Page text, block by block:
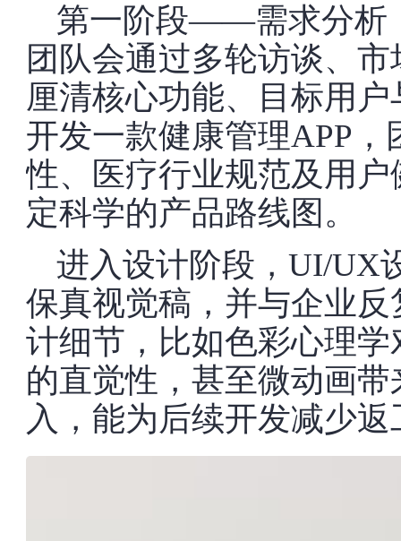
第一阶段——需求分析
团队会通过多轮访谈、
厘清核心功能、目标用
开发一款健康管理APP
性、医疗行业规范及用
定科学的产品路线图。
进入设计阶段，UI/UX
保真视觉稿，并与企业
计细节，比如色彩心理
的直觉性，甚至微动画
入，能为后续开发减少